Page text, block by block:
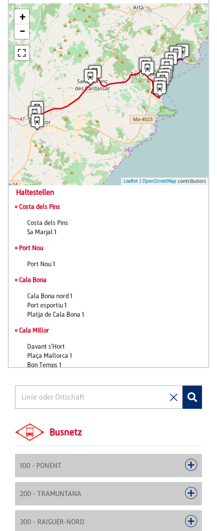
Busnetz
100 - PONENT
200 - TRAMUNTANA
300 - RAIGUER-NORD